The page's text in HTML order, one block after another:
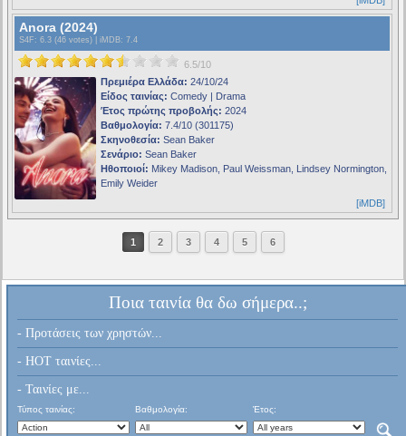
Anora (2024)
S4F : 6.3 (46 votes) | iMDB: 7.4
6.5/10
Πρεμιέρα Ελλάδα: 24/10/24
Είδος ταινίας: Comedy | Drama
Έτος πρώτης προβολής: 2024
Βαθμολογία: 7.4/10 (301175)
Σκηνοθεσία: Sean Baker
Σενάριο: Sean Baker
Ηθοποιοί: Mikey Madison, Paul Weissman, Lindsey Normington,
Emily Weider
[iMDB]
1 2 3 4 5 6
Ποια ταινία θα δω σήμερα..;
- Προτάσεις των χρηστών...
- HOT ταινίες...
- Ταινίες με...
Τύπος ταινίας: Βαθμολογία: Έτος: